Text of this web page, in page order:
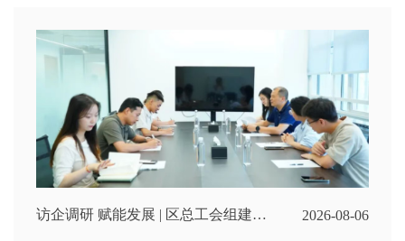
访企调研 赋能发展 | 区总工会组建办
2026-08-06